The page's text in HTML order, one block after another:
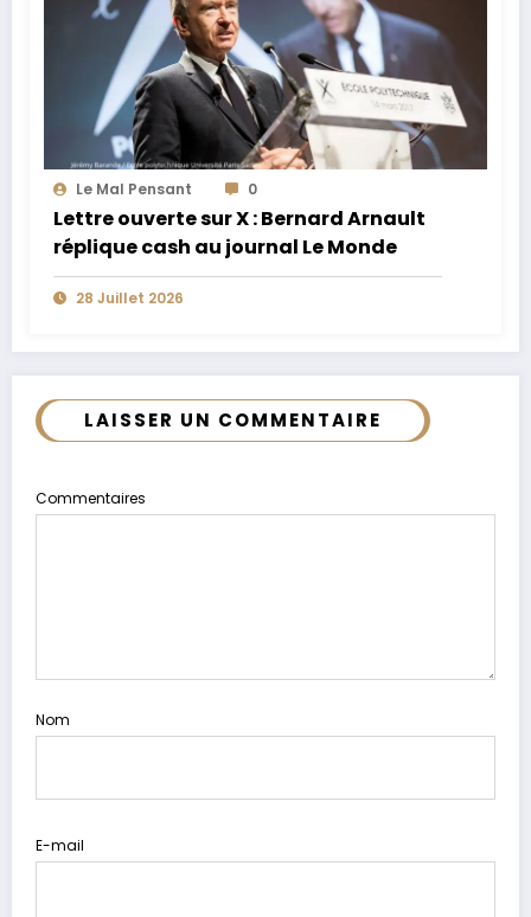
Le Mal Pensant 0
Lettre ouverte sur X : Bernard Arnault
réplique cash au journal Le Monde
28 Juillet 2026
LAISSER UN COMMENTAIRE
Commentaires
Nom
E-mail